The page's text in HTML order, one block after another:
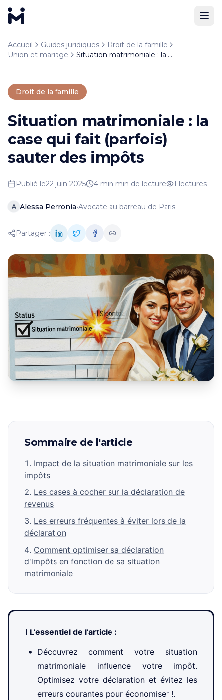
Découvrez comment votre situation matrimoniale
Source : Medefendre.com, le droit expliqué
Accueil Guides juridiques
Droit de la famille
Union et mariage
Situation matrimoniale : la case qui fait (parfois) sauter des impôts
Droit de la famille
Situation matrimoniale : la
case qui fait (parfois)
sauter des impôts
Publié le22 juin 2025 4 min min de lecture 1 lectures
A Alessa Perronia•Avocate au barreau de Paris
Partager :
Sommaire de l'article
Impact de la situation matrimoniale sur les
impôts
Les cases à cocher sur la déclaration de
revenus
Les erreurs fréquentes à éviter lors de la
déclaration
Comment optimiser sa déclaration
d'impôts en fonction de sa situation
matrimoniale
ℹ️ L'essentiel de l'article :
Découvrez comment votre situation
matrimoniale influence votre impôt.
Optimisez votre déclaration et évitez les
erreurs courantes pour économiser !.